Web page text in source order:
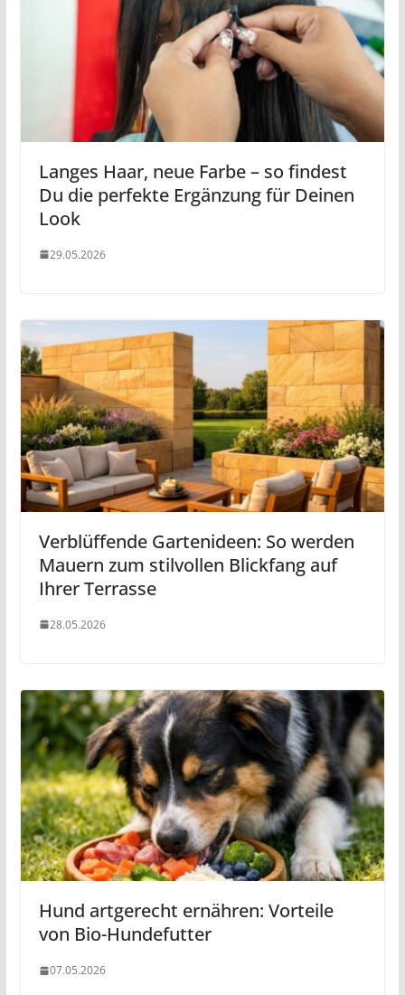
Langes Haar, neue Farbe – so findest
Du die perfekte Ergänzung für Deinen
Look
29.05.2026
Verblüffende Gartenideen: So werden
Mauern zum stilvollen Blickfang auf
Ihrer Terrasse
28.05.2026
Hund artgerecht ernähren: Vorteile
von Bio-Hundefutter
07.05.2026